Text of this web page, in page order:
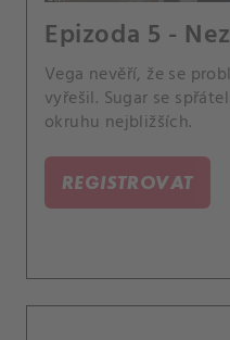
Epizoda 5 -
Vega nevěří, že se
vyřešil. Sugar se
okruhu nejbližších.
REGISTROVAT